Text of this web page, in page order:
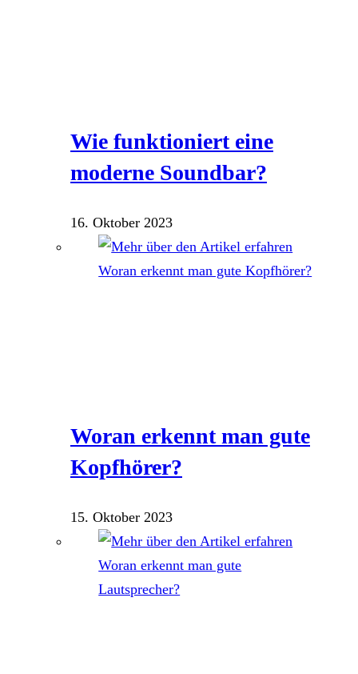
Wie funktioniert eine
moderne Soundbar?
16. Oktober 2023
Woran erkennt man gute
Kopfhörer?
15. Oktober 2023